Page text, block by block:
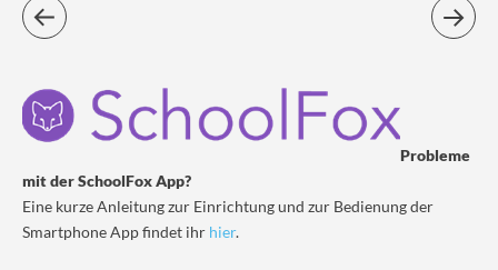
Probleme
mit der SchoolFox App?
Eine kurze Anleitung zur Einrichtung und zur Bedienung der
Smartphone App findet ihr hier.